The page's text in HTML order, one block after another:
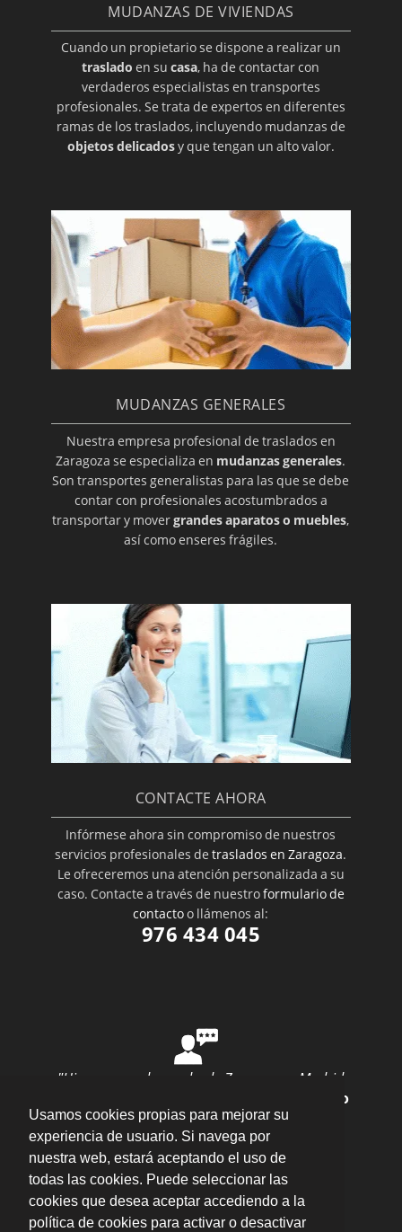
Usamos cookies propias para mejorar su
experiencia de usuario. Si navega por
nuestra web, estará aceptando el uso de
todas las cookies. Puede seleccionar las
cookies que desea aceptar accediendo a la
política de cookies para activar o desactivar
MUDANZAS DE VIVIENDAS
Cuando un propietario se dispone a realizar un
traslado en sucasa, ha de contactar con
verdaderos especialistas en transportes
profesionales. Se trata de expertos en diferentes
ramas de los traslados, incluyendo mudanzas de
objetos delicadosy que tengan un alto valor.
MUDANZAS GENERALES
Nuestra empresa profesional de traslados en
Zaragoza se especializa en mudanzas generales.
Son transportes generalistas para las que se debe
contar con profesionales acostumbrados a
transportar y movergrandes aparatos o muebles,
así como enseres frágiles.
CONTACTE AHORA
Infórmese ahora sin compromiso de nuestros
servicios profesionales detraslados en Zaragoza.
Le ofreceremos una atención personalizada a su
caso. Contacte a través de nuestroformulario de
contactoo llámenos al:
976 434 045
"Hice una mudanza desde Zaragoza a Madrid
Ana Rubio
valoración 10/10
Enviar opinión